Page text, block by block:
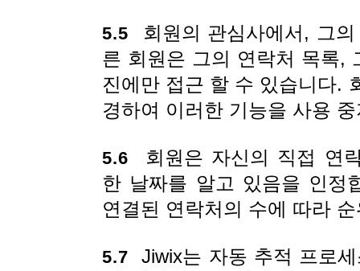
5.5 회원의 관심사에서, 그
른 회원은 그의 연락처 목록,
진에만 접근 할 수 있습니다.
경하여 이러한 기능을 사용
5.6 회원은 자신의 직접 연
한 날짜를 알고 있음을 인정
연결된 연락처의 수에 따라
5.7 Jiwix는 자동 추적 프로